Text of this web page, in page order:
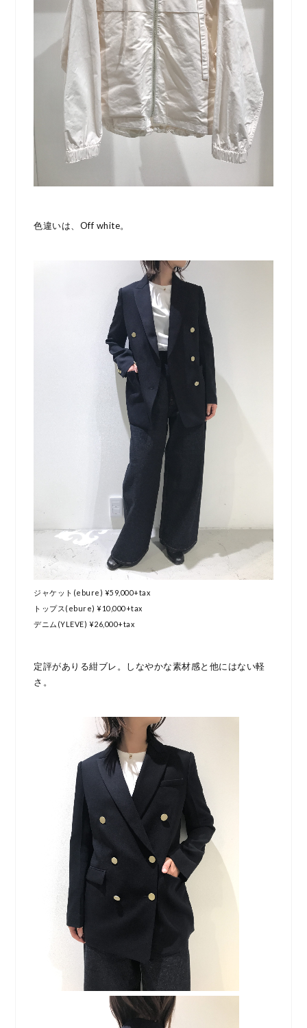
色違いは、Off white。
ジャケット(ebure) ¥59,000+tax
トップス(ebure) ¥10,000+tax
デニム(YLEVE) ¥26,000+tax
定評がありる紺ブレ。しなやかな素材感と他にはない軽
さ。